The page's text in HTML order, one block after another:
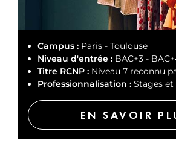
Campus : Paris - Toulouse
Niveau d'entrée : BAC+3 -
Titre RCNP : Niveau 7 reconnu
Professionnalisation : Stages
EN SAVOIR